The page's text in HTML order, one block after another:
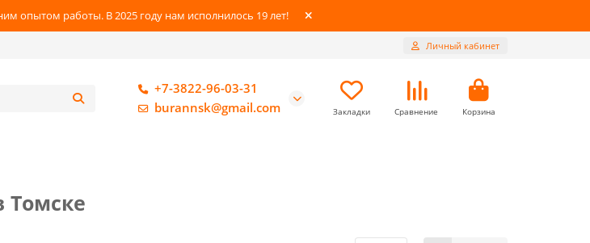
опытом работы. В 2025 году нам исполнилось 19 лет!
Личный кабинет
+7-3822-96-03-31
burannsk@gmail.com
Закладки Сравнение Корзина
Томске